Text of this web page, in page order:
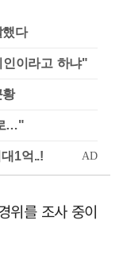
했다
이라고 하냐"
황
…"
위를 조사 중이